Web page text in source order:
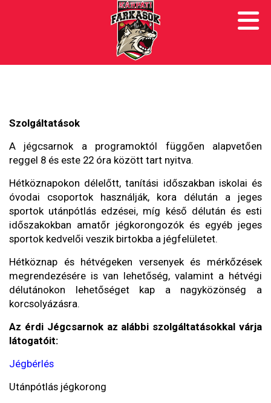
Szolgáltatások
A jégcsarnok a programoktól függően alapvetően
reggel 8 és este 22 óra között tart nyitva.
Hétköznapokon délelőtt, tanítási időszakban iskolai és
óvodai csoportok használják, kora délután a jeges
sportok utánpótlás edzései, míg késő délután és esti
időszakokban amatőr jégkorongozók és egyéb jeges
sportok kedvelői veszik birtokba a jégfelületet.
Hétköznap és hétvégeken versenyek és mérkőzések
megrendezésére is van lehetőség, valamint a hétvégi
délutánokon lehetőséget kap a nagyközönség a
korcsolyázásra.
Az érdi Jégcsarnok az alábbi szolgáltatásokkal várja
látogatóit:
Jégbérlés
Utánpótlás jégkorong